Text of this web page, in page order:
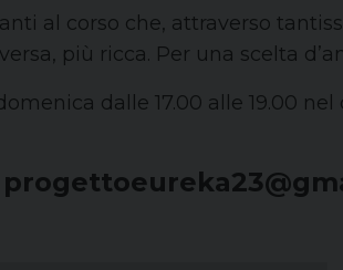
al corso che, attraverso
più ricca. Per una scelta
dalle 17.00 alle 19.00 nel